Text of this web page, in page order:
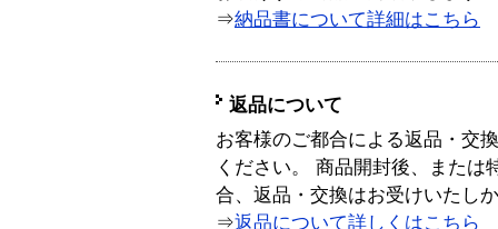
⇒納品書について詳細はこちら
返品について
お客様のご都合による返品・交
ください。 商品開封後、または
合、返品・交換はお受けいたし
⇒返品について詳しくはこちら